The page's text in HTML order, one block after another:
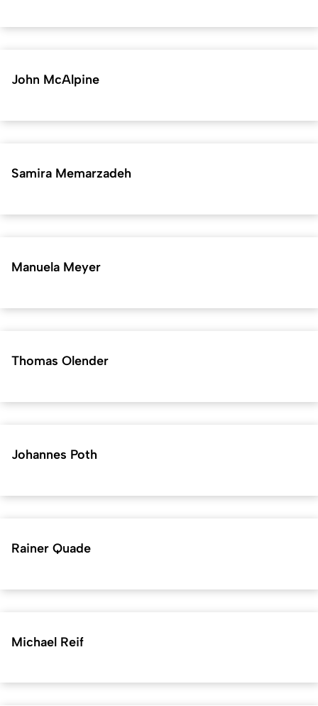
John McAlpine
Samira Memarzadeh
Manuela Meyer
Thomas Olender
Johannes Poth
Rainer Quade
Michael Reif